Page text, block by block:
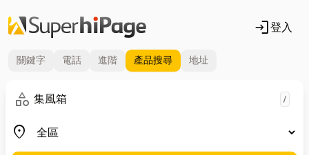
login登入
關鍵字 電話 進階 產品搜尋 地址
category
關鍵字 /
place
地區